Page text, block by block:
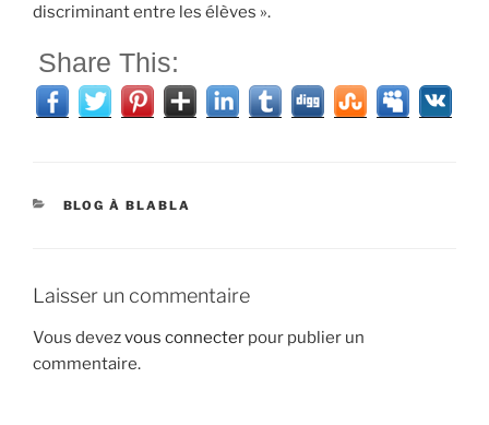
discriminant entre les élèves ».
Share This:
CATÉGORIES
BLOG À BLABLA
Laisser un commentaire
Vous devezvous connecter pour publier un
commentaire.